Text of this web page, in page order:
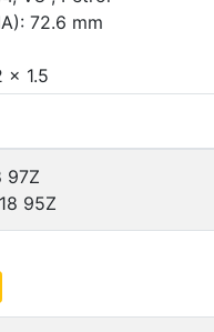
72.6 mm
x 1.5
97Z
95Z